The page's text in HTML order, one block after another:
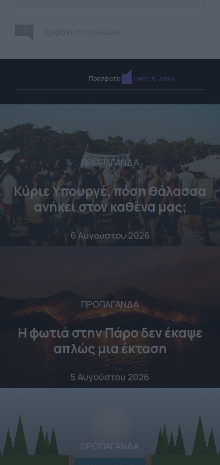
Πρόσφατα ΠΡΟΠΑΓΑΝΔΑ
ΠΡΟΠΑΓΑΝΔΑ
Κύριε Υπουργέ, πόση θάλασσα
ανήκει στον καθένα μας;
6 Αυγούστου 2026
ΠΡΟΠΑΓΑΝΔΑ
Η φωτιά στην Πάρο δεν έκαψε
απλώς μια έκταση
5 Αυγούστου 2026
ΠΡΟΠΑΓΑΝΔΑ